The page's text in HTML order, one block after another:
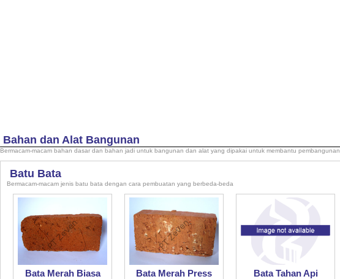
Bahan dan Alat Bangunan
Bermacam-macam bahan dasar dan bahan jadi untuk bangunan dan alat yang dipakai untuk membantu pembangunan.
Batu Bata
Bermacam-macam jenis batu bata dengan cara pembuatan yang berbeda-beda
Bata Merah Biasa Bata Merah Press Bata Tahan Api